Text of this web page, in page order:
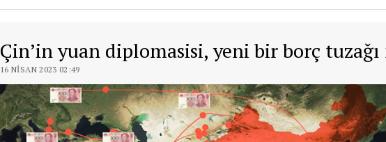
Çin’in yuan diplomasisi, yeni bir borç tuzağı
16 NISAN 2023 02:49